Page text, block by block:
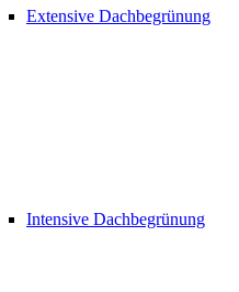
Extensive Dachbegrünung
Intensive Dachbegrünung